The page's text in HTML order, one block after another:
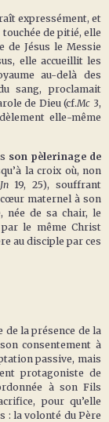
expressément, et
touchée de pitié, elle
de Jésus le Messie
elle accueillit les
au-delà des
sang, proclamait
de Dieu (cf.Mc 3,
elle-même
son pèlerinage de
la croix où, non
Jn19, 25), souffrant
maternel à son
née de sa chair, le
le même Christ
au disciple par ces
la présence de la
consentement à
passive, mais
protagoniste de
à son Fils
pour qu’elle
: la volonté du Père